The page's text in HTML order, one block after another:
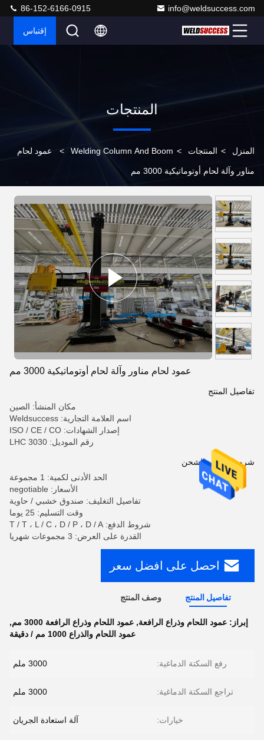
info@weldsuccess.com
86-152-6166-0915
إقتباس
المنتجات
المنزل > المنتجات >
Welding Column And Boom
> عمود لحام
مناور وآلة لحام أوتوماتيكية 3000 مم
عمود لحام مناور وآلة لحام أوتوماتيكية 3000 مم
تفاصيل المنتج
مكان المنشأ: الصين
اسم العلامة التجارية: Weldsuccess
إصدار الشهادات: ISO / CE / CO
رقم الموديل: LHC 3030
شروط الدفع والشحن
الحد الأدنى لكمية: 1 مجموعة
الأسعار: negotiable
تفاصيل التغليف: صندوق خشبي / حاوية
وقت التسليم: 25 يوما
شروط الدفع: T / T ، L / C ، D / P ، D / A
القدرة على العرض: 3 مجموعات شهريا
احصل على افضل سعر
تفاصيل المنتج وصف المنتج
إبراز: عمود اللحام وذراع الرافعة, عمود اللحام وذراع الرافعة 3000 مم
,
عمود اللحام والذراع 1000 مم / دقيقة
رفع السكتة الدماغية: 3000 ملم
تراجع السكتة الدماغية: 3000 ملم
خيارات: آلة استعادة الجريان